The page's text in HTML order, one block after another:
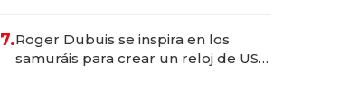
7.Roger Dubuis se inspira en los
samuráis para crear un reloj de US$